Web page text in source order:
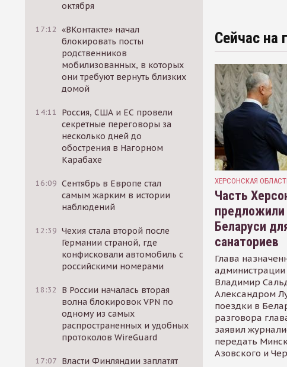
октября
17:12 «ВКонтакте» начал
блокировать посты
родственников
мобилизованных, в которых
они требуют вернуть близких
домой
14:11
Россия, США и ЕС провели
секретные переговоры за
несколько дней до
обострения в Нагорном
Карабахе
16:09 Сентябрь в Европе стал
самым жарким в истории
наблюдений
12:39 Чехия стала второй после
Германии страной, где
конфисковали автомобиль с
российскими номерами
18:32
В России началась вторая
волна блокировок VPN по
одному из самых
распространенных и удобных
протоколов WireGuard
17:07 Власти Финляндии заплатят
Сейчас на
ХЕРСОНСКАЯ
Часть
предложили
Беларуси
санаториев
Глава
администрации
Владимир
Александром
поездки в
разговора
заявил
передать
Азовского и